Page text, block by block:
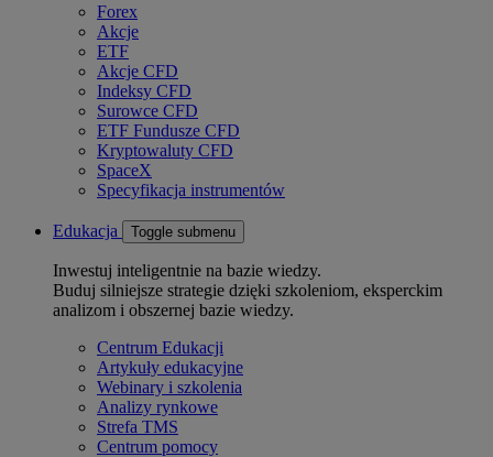
Forex
Akcje
ETF
Akcje CFD
Indeksy CFD
Surowce CFD
ETF Fundusze CFD
Kryptowaluty CFD
SpaceX
Specyfikacja instrumentów
Edukacja Toggle submenu
Inwestuj inteligentnie na bazie wiedzy.
Buduj silniejsze strategie dzięki szkoleniom, eksperckim
analizom i obszernej bazie wiedzy.
Centrum Edukacji
Artykuły edukacyjne
Webinary i szkolenia
Analizy rynkowe
Strefa TMS
Centrum pomocy